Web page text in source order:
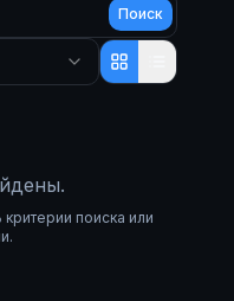
Поиск
поиска или